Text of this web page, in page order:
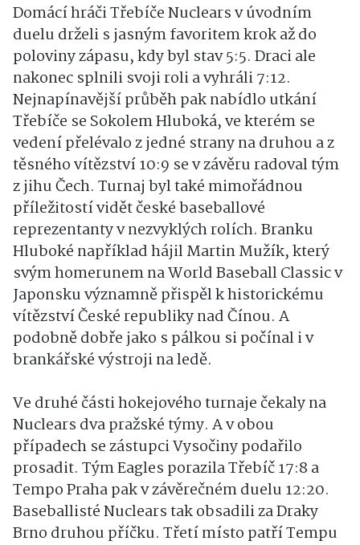
Domácí hráči Třebíče Nuclears v úvodním
duelu drželi s jasným favoritem krok až do
poloviny zápasu, kdy byl stav 5:5. Draci ale
nakonec splnili svoji roli a vyhráli 7:12.
Nejnapínavější průběh pak nabídlo utkání
Třebíče se Sokolem Hluboká, ve kterém se
vedení přelévalo z jedné strany na druhou a z
těsného vítězství 10:9 se v závěru radoval tým
z jihu Čech. Turnaj byl také mimořádnou
příležitostí vidět české baseballové
reprezentanty v nezvyklých rolích. Branku
Hluboké například hájil Martin Mužík, který
svým homerunem na World Baseball Classic v
Japonsku významně přispěl k historickému
vítězství České republiky nad Čínou. A
podobně dobře jako s pálkou si počínal i v
brankářské výstroji na ledě.
Ve druhé části hokejového turnaje čekaly na
Nuclears dva pražské týmy. A v obou
případech se zástupci Vysočiny podařilo
prosadit. Tým Eagles porazila Třebíč 17:8 a
Tempo Praha pak v závěrečném duelu 12:20.
Baseballisté Nuclears tak obsadili za Draky
Brno druhou příčku. Třetí místo patří Tempu